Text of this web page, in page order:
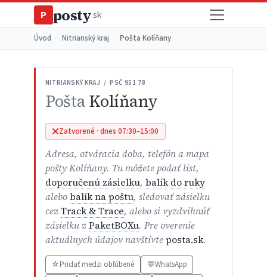
P posty.sk
Úvod Nitrianský kraj Pošta Kolíňany
NITRIANSKÝ KRAJ / PSČ 951 78
PoštaKolíňany
Zatvorené · dnes 07:30–15:00
Adresa, otváracia doba, telefón a mapa
pošty Kolíňany. Tu môžete podať list,
doporučenú zásielku, balík do ruky
alebobalík na poštu, sledovať zásielku
cezTrack & Trace, alebo si vyzdvihnúť
zásielku zPaketBOXu. Pre overenie
aktuálnych údajov navštívteposta.sk.
☆Pridať medzi obľúbené 💬WhatsApp